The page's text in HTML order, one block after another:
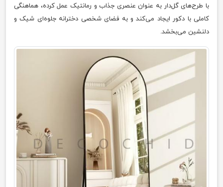
با طرح‌های گل‌دار به عنوان عنصری جذاب و رمانتیک عمل کرده، هماهنگی
کاملی با دکور ایجاد می‌کند و به فضای شخصی دخترانه جلوه‌ای شیک و
دلنشین می‌بخشد.